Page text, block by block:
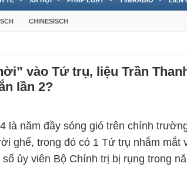
CHINESISCH
vào Tứ trụ, liệu Trần
lần 2?
là năm đầy sóng gió trên chính
ghế, trong đó có 1 Tứ trụ nhắm mắt
số ủy viên Bộ Chính trị bị rụng trong